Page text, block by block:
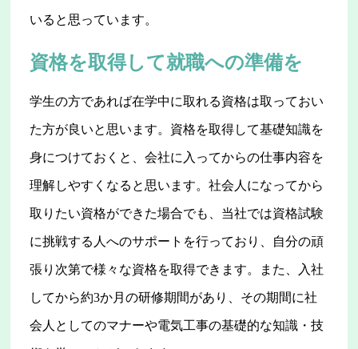
いると思っています。
資格を取得して就職への準備を
学生の方であれば在学中に取れる資格は取っておい
た方が良いと思います。資格を取得して基礎知識を
身につけておくと、会社に入ってからの仕事内容を
理解しやすくなると思います。社会人になってから
取りたい資格ができた場合でも、当社では資格試験
に挑戦する人へのサポートを行っており、自分の頑
張り次第で様々な資格を取得できます。また、入社
してから約3か月の研修期間があり、その期間に社
会人としてのマナーや電気工事の基礎的な知識・技